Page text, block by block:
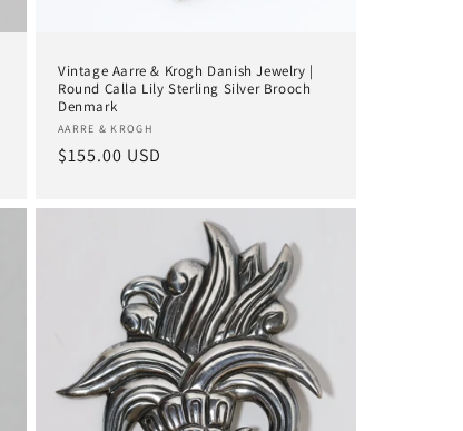
Vintage Aarre & Krogh Danish Jewelry |
Round Calla Lily Sterling Silver Brooch
Denmark
Anbieter:
AARRE & KROGH
Normaler
$155.00 USD